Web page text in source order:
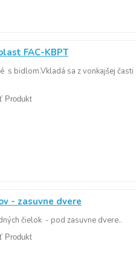
FAC-KBPT
bidlom.Vkladá sa z vonkajšej časti
Produkt
- zasuvne dvere
čielok - pod zasuvne dvere..
Produkt